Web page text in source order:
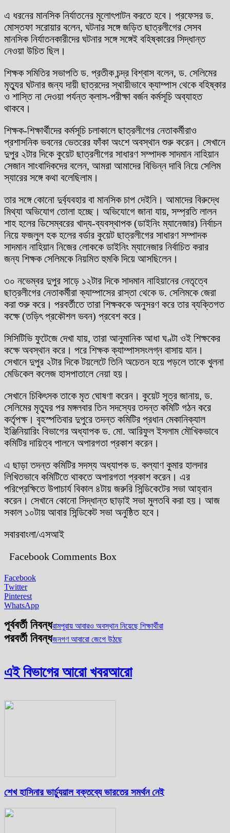
এ ধরনের মানসিক নির্যাতনের মূলোৎপাটন করতে হবে। প্রফেসর ড.
মোস্তফা সরোয়ার বলেন, ঘটনার সঙ্গে জড়িত ছাত্রলীগের সেসব
মানসিক নির্যাতনকারীদের ঘটনার সঙ্গে সঙ্গেই বহিষ্কারের সিদ্ধান্ত
নেওয়া উচিত ছিল।
শিক্ষক সমিতির সভাপতি ড. প্রতীক চন্দ্র বিশ্বাস বলেন, ড. সেলিমের
মৃত্যুর ঘটনার জন্য দায়ী ছাত্রদের স্থায়ীভাবে ক্যাম্পাস থেকে বহিষ্কার
ও শাস্তি না দেওয়া পর্যন্ত ক্লাস-পরীক্ষা বর্জন কর্মসূচি অব্যাহত
থাকবে।
শিক্ষক-শিক্ষার্থীদের কর্মসূচি চলাকালে ছাত্রলীগের নেতাকর্মীরাও
প্রশাসনিক ভবনের ভেতরের ফাঁকা অংশে অবস্থান শুরু করেন। সেখানে
দুপুর ২টার দিকে কুয়েট ছাত্রলীগের সাধারণ সম্পাদক সাদমান নাহিয়ান
সেজান সাংবাদিকদের বলেন, আমরা আমাদের বিভিন্ন দাবি নিয়ে সেলিম
স্যারের সঙ্গে কথা বলেছিলাম।
তার সঙ্গে কোনো দুর্ব্যবহার বা মানসিক চাপ দেইনি। আমাদের বিরুদ্ধে
মিথ্যা অভিযোগ তোলা হচ্ছে। অভিযোগে জানা যায়, সম্প্রতি লালন
শাহ হলের ডিসেম্বরের খাদ্য-ব্যবস্থাপক (ডাইনিং ম্যানেজার) নির্বাচন
নিয়ে ফজলুল হক হলের বর্ডার কুয়েট ছাত্রলীগের সাধারণ সম্পাদক
সাদমান নাহিয়ান নিজের লোককে ডাইনিং ম্যানেজার নির্বাচিত করার
জন্য শিক্ষক সেলিমকে নিয়মিত হুমকি দিয়ে আসছিলেন।
৩০ নভেম্বর দুপুর সাড়ে ১২টার দিকে সাদমান নাহিয়ানের নেতৃত্বে
ছাত্রলীগের নেতাকর্মীরা ক্যাম্পাসের রাস্তা থেকে ড. সেলিমকে জেরা
করা শুরু করে। পরবর্তীতে তারা শিক্ষককে অনুসরণ করে তার ব্যক্তিগত
কক্ষে (তড়িৎ প্রকৌশল ভবন) প্রবেশ করে।
সিসিটিভি ফুটেজে দেখা যায়, তারা আনুমানিক আধা ঘণ্টা ওই শিক্ষকের
কক্ষে অবস্থান করে। পরে শিক্ষক ক্যাম্পাসসংলগ্ন বাসায় যান।
সেখানে দুপুর ২টার দিকে টয়লেটে তিনি অচেতন হয়ে পড়লে তাকে খুলনা
মেডিকেল কলেজ হাসপাতালে নেয়া হয়।
সেখানে চিকিৎসক তাকে মৃত ঘোষণা করেন। কুয়েট সূত্র জানায়, ড.
সেলিমের মৃত্যুর পর মঙ্গলবার তিন সদস্যের তদন্ত কমিটি গঠন করে
কর্তৃপক্ষ। বৃহস্পতিবার দুপুরে তদন্ত কমিটির প্রধান মেকানিক্যাল
ইঞ্জিনিয়ারিং বিভাগের অধ্যাপক ড. মো. আরিফুল ইসলাম মৌখিকভাবে
কমিটির দায়িত্ব পালনে অপারগতা প্রকাশ করেন।
এ ছাড়া তদন্ত কমিটির সদস্য অধ্যাপক ড. কল্যাণ কুমার হালদার
লিখিতভাবে কমিটিতে থাকতে অপারগতা প্রকাশ করেন। এর
পরিপ্রেক্ষিতে উপাচার্য বিকাল ৪টায় জরুরি সিন্ডিকেটের সভা আহ্বান
করেন। সেখানে কোনো সিদ্ধান্ত ছাড়াই সভা মুলতবি করা হয়। আজ
সকাল ১০টায় আবার সিন্ডিকেট সভা অনুষ্ঠিত হবে।
সবারবাংলা/এসআই
Facebook Comments Box
Facebook
Twitter
Pinterest
WhatsApp
পূর্ববর্তী নিবন্ধরামপুরায় আবারও অবস্থান নিয়েছে শিক্ষার্থীরা
পরবর্তী নিবন্ধজনগণ আবারো জেগে উঠছে
এই বিভাগের আরো খবরআরো
শেখ হাসিনার ভার্চ্যুয়াল বক্তব্যে ভারতের সমর্থন নেই